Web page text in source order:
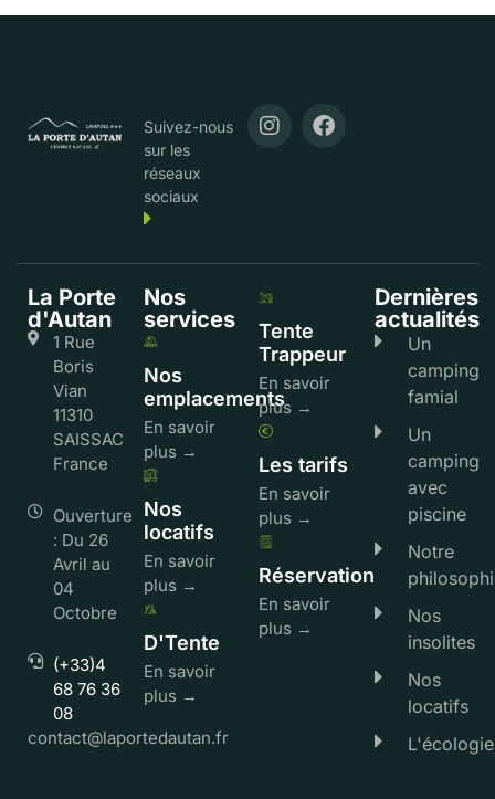
Suivez-nous
sur les
réseaux
sociaux
La Porte
d'Autan
1 Rue
Boris
Vian
11310
SAISSAC
France
Ouverture
: Du 26
Avril au
04
Octobre
(+33)4
68 76 36
08
contact@laportedautan.fr
Nos
services
Nos
emplacements
En savoir
plus →
Nos
locatifs
En savoir
plus →
D'Tente
En savoir
plus →
Tente
Trappeur
En savoir
plus →
Les tarifs
En savoir
plus →
Réservation
En savoir
plus →
Dernières
actualités
Un
camping
famial
Un
camping
avec
piscine
Notre
Nos
insolites
Nos
locatifs
L'écologie